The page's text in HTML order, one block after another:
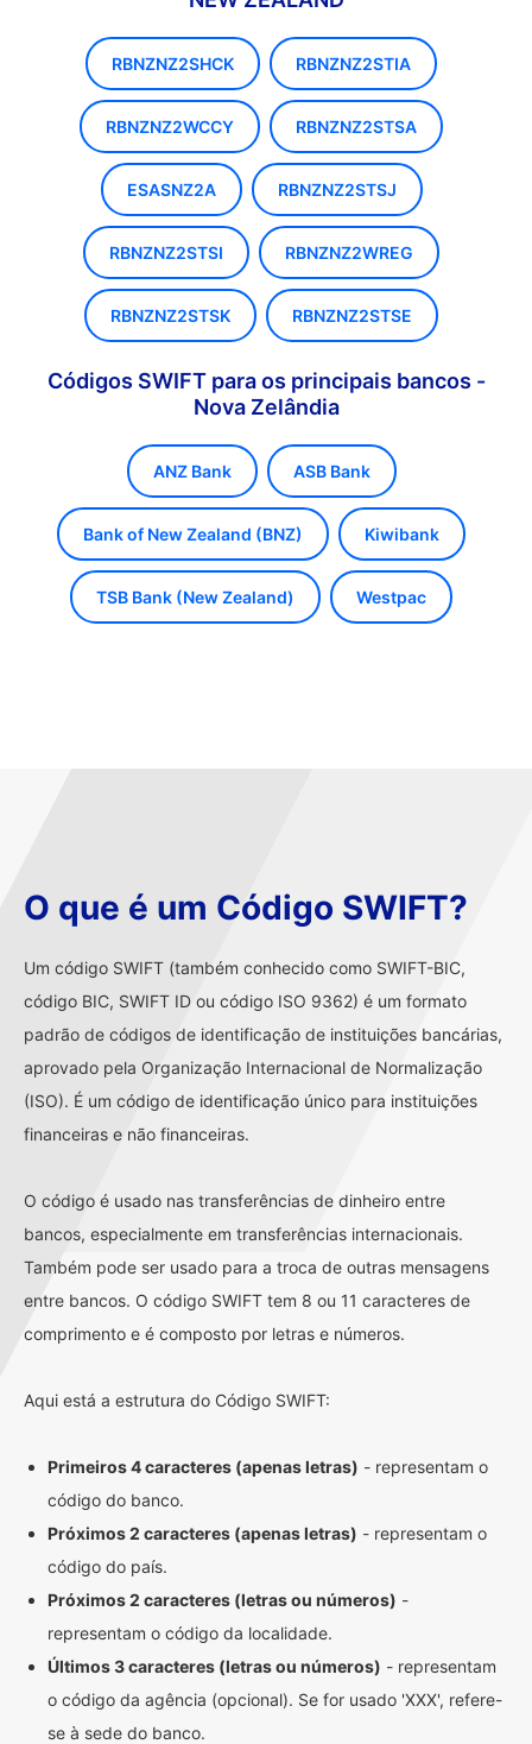
RBNZNZ2SHCK RBNZNZ2STIA
RBNZNZ2WCCY RBNZNZ2STSA
ESASNZ2A RBNZNZ2STSJ
RBNZNZ2STSI RBNZNZ2WREG
RBNZNZ2STSK RBNZNZ2STSE
Códigos SWIFT para os principais bancos -
Nova Zelândia
ANZ Bank ASB Bank
Bank of New Zealand (BNZ) Kiwibank
TSB Bank (New Zealand) Westpac
O que é um Código SWIFT?
Um código SWIFT (também conhecido como SWIFT-BIC,
código BIC, SWIFT ID ou código ISO 9362) é um formato
padrão de códigos de identificação de instituições bancárias,
aprovado pela Organização Internacional de Normalização
(ISO). É um código de identificação único para instituições
financeiras e não financeiras.
O código é usado nas transferências de dinheiro entre
bancos, especialmente em transferências internacionais.
Também pode ser usado para a troca de outras mensagens
entre bancos. O código SWIFT tem 8 ou 11 caracteres de
comprimento e é composto por letras e números.
Aqui está a estrutura do Código SWIFT:
Primeiros 4 caracteres (apenas letras) - representam o
código do banco.
Próximos 2 caracteres (apenas letras) - representam o
código do país.
Próximos 2 caracteres (letras ou números) -
representam o código da localidade.
Últimos 3 caracteres (letras ou números) - representam
o código da agência (opcional). Se for usado 'XXX', refere-
se à sede do banco.